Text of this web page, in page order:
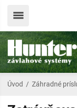
Úvod / Záhradné